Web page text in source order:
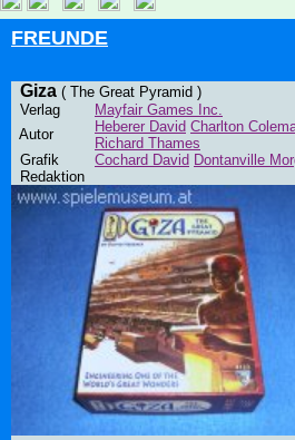
FREUNDE
Giza ( The Great Pyramid )
Verlag
Mayfair Games Inc.
Autor
Heberer David Charlton
Richard Thames
Grafik
Cochard David Dontanville
Redaktion